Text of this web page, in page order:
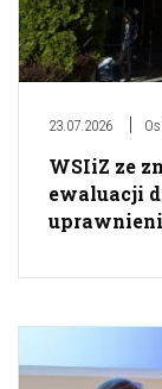
23.07.2026
WSIiZ ze
ewaluacji